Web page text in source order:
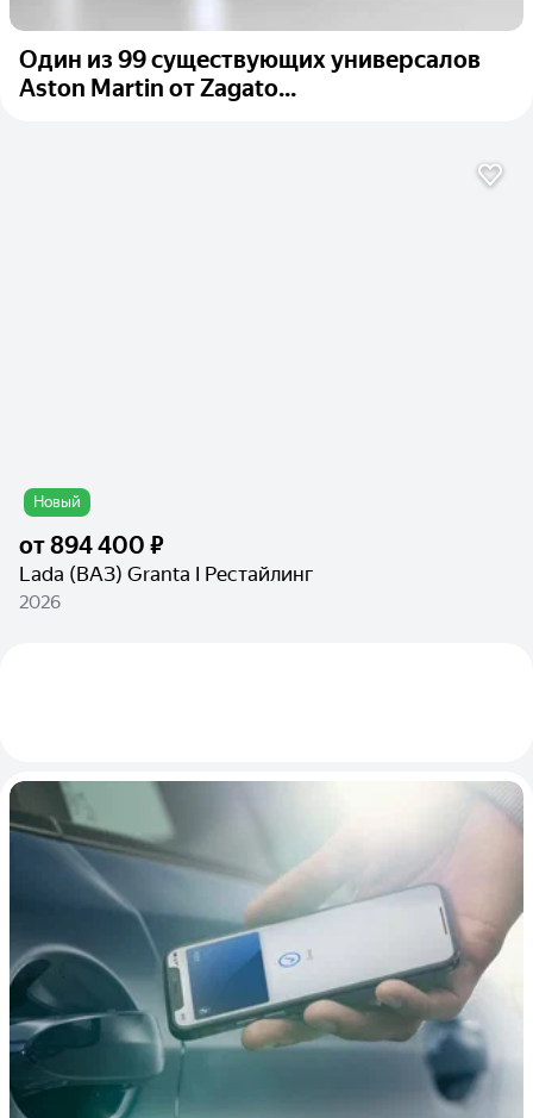
Один из 99 существующих универсалов
Aston Martin от Zagato...
Новый
от894 400 ₽
Lada (ВАЗ) Granta I Рестайлинг
2026